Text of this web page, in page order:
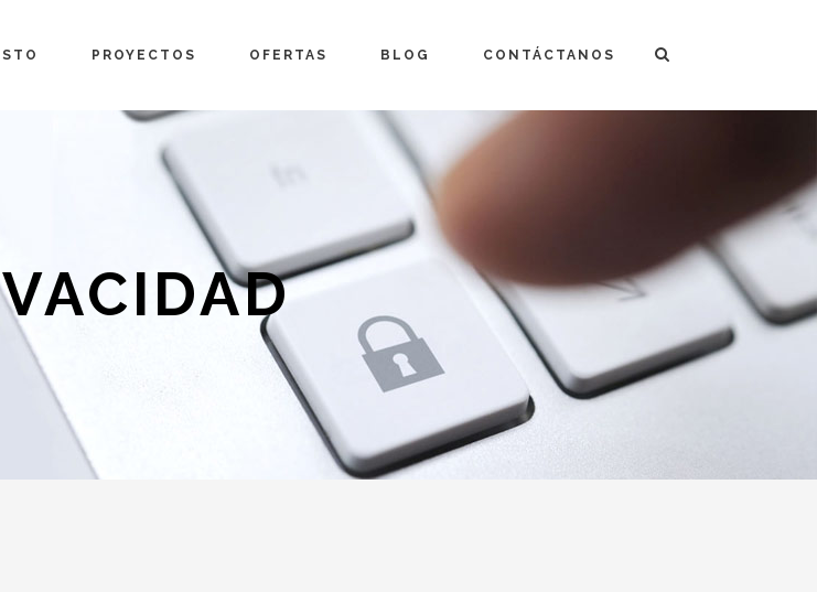
Arquitectura
Diseño de Interiores
Financiación
Nos encargamos de todo
Innovación y Sostenibilidad
Colaboradores
Garantías
Comentarios Clientes
PROYECTOS OFERTAS
«Plan Luz Natural» > Con nuestro «Plan Balneario» >
BLOG CONTÁCTANOS